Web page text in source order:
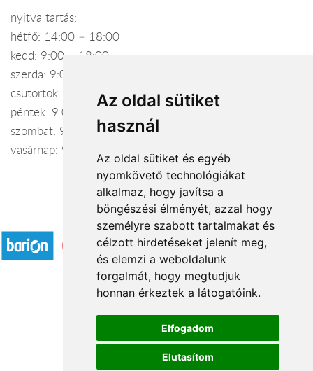
Az oldal sütiket
használ
Az oldal sütiket és egyéb
nyomkövető technológiákat
alkalmaz, hogy javítsa a
böngészési élményét, azzal hogy
személyre szabott tartalmakat és
célzott hirdetéseket jelenít meg,
és elemzi a weboldalunk
forgalmát, hogy megtudjuk
honnan érkeztek a látogatóink.
Elfogadom
Elutasítom
nyitva tartás:
hétfő: 14:00 – 18:00
kedd: 9:00 – 18:00
szerda: 9:00 – 18:00
csütörtök: 9:00 – 18:00
péntek: 9:00 – 18:00
szombat: 9:00 – 12:00
vasárnap: 9:00 – 12:00
Elfogadott fizetési módok
Á.SZ.F.
Impresszum
Adatkezelési tájékoztató